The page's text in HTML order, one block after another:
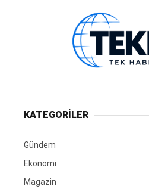
KATEGORİLER
Gündem
Ekonomi
Magazin